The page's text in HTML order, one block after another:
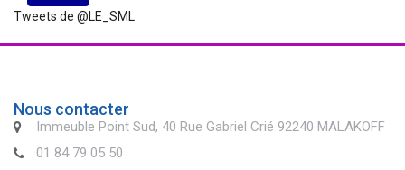
Tweets de @LE_SML
Nous contacter
Immeuble Point Sud, 40 Rue Gabriel Crié 92240 MALAKOFF
01 84 79 05 50